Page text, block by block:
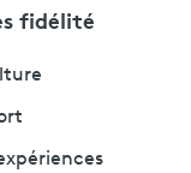
fidélité